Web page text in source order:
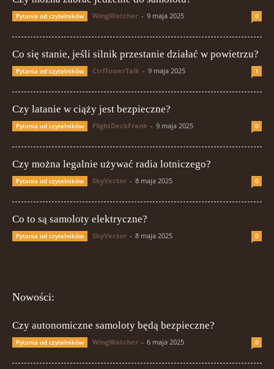
Pytania od czytelników WingWatcher - 9 maja 2025 0
Co się stanie, jeśli silnik przestanie działać w powietrzu?
Pytania od czytelników CtrlTowerTalk - 9 maja 2025 1
Czy latanie w ciąży jest bezpieczne?
Pytania od czytelników FlightDeckFrank - 9 maja 2025 0
Czy można legalnie używać radia lotniczego?
Pytania od czytelników SkyVector - 8 maja 2025 0
Co to są samoloty elektryczne?
Pytania od czytelników SkyVector - 8 maja 2025 0
Nowości:
Czy autonomiczne samoloty będą bezpieczne?
Pytania od czytelników WingWatcher - 6 maja 2025 0